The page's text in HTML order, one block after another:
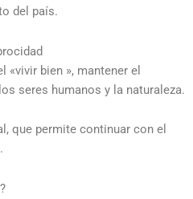
del país.
«vivir bien », mantener el
seres humanos y la naturaleza.
que permite continuar con el